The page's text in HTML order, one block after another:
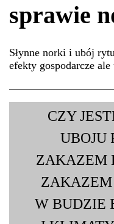
sprawie
Słynne norki i ubój
efekty gospodarcze
CZY
UBOJU
ZAKAZEM
W BUDZIE